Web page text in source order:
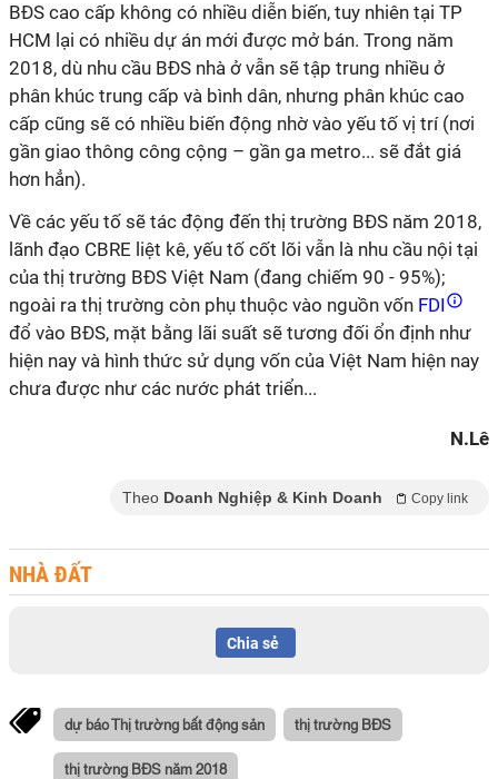
BĐS cao cấp không có nhiều diễn biến, tuy nhiên tại TP
HCM lại có nhiều dự án mới được mở bán. Trong năm
2018, dù nhu cầu BĐS nhà ở vẫn sẽ tập trung nhiều ở
phân khúc trung cấp và bình dân, nhưng phân khúc cao
cấp cũng sẽ có nhiều biến động nhờ vào yếu tố vị trí (nơi
gần giao thông công cộng – gần ga metro... sẽ đắt giá
hơn hẳn).
Về các yếu tố sẽ tác động đến thị trường BĐS năm 2018,
lãnh đạo CBRE liệt kê, yếu tố cốt lõi vẫn là nhu cầu nội tại
của thị trường BĐS Việt Nam (đang chiếm 90 - 95%);
ngoài ra thị trường còn phụ thuộc vào nguồn vốn FDI
đổ vào BĐS, mặt bằng lãi suất sẽ tương đối ổn định như
hiện nay và hình thức sử dụng vốn của Việt Nam hiện nay
chưa được như các nước phát triển...
N.Lê
Theo Doanh Nghiệp & Kinh Doanh Copy link
NHÀ ĐẤT
Chia sẻ
dự báo Thị trường bất động sản thị trường BĐS
thị trường BĐS năm 2018